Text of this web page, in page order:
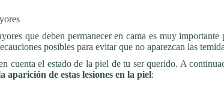
que deben permanecer en cama es muy importante
posibles para evitar que no aparezcan las
cuenta el estado de la piel de tu ser querido. A
aparición de estas lesiones en la piel: